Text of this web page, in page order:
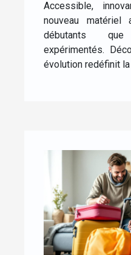
Accessible,
nouveau
débutants
expérimentés.
évolution redéfinit la